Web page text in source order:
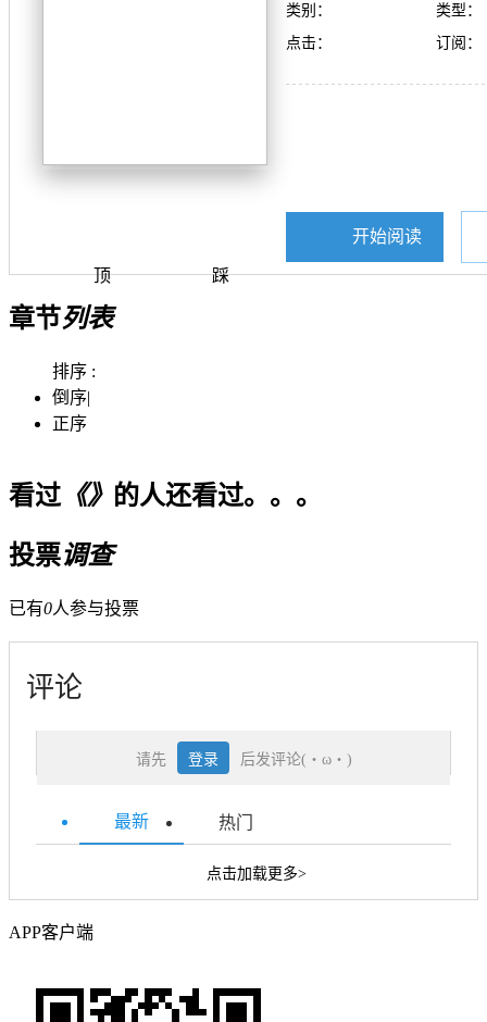
顶 踩
类别：
类型：
点击：
订阅：
开始阅读
章节列表
排序 :
倒序|
正序
看过《》 的人还看过。。。
投票调查
已有0人参与投票
评论
请先 登录 后发评论(・ω・)
最新 热门
点击加载更多>
APP客户端